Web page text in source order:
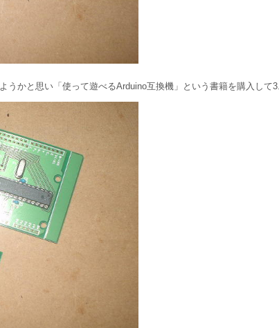
うかと思い「使って遊べるArduino互換機」という書籍を購入して